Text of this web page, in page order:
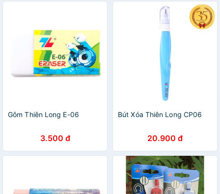
Gôm Thiên Long E-06
3.500 đ
Bút Xóa Thiên Long CP06
20.900 đ